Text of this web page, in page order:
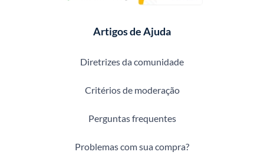
Artigos de Ajuda
Diretrizes da comunidade
Critérios de moderação
Perguntas frequentes
Problemas com sua compra?